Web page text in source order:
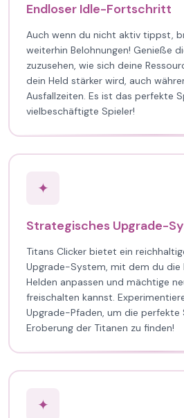
Endloser Idle-Fortschritt
Auch wenn du nicht aktiv tippst,
weiterhin Belohnungen! Genieße
zuzusehen, wie sich deine
dein Held stärker wird, auch
Ausfallzeiten. Es ist das perfekte
vielbeschäftigte Spieler!
✦
Strategisches Upgrade-
Titans Clicker bietet ein
Upgrade-System, mit dem du die
Helden anpassen und mächtige
freischalten kannst.
Upgrade-Pfaden, um die perfekte
Eroberung der Titanen zu finden!
✦